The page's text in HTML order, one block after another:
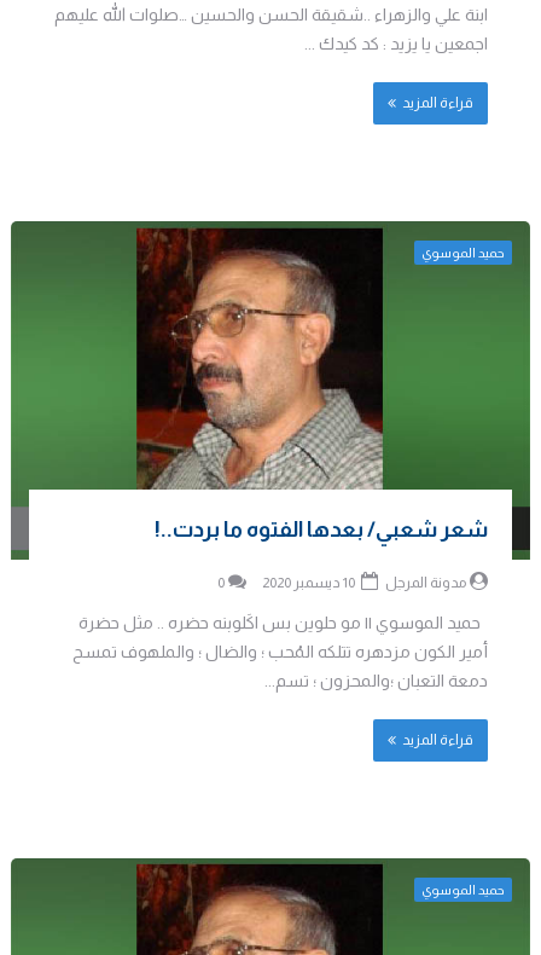
ابنة علي والزهراء ..شقيقة الحسن والحسين …صلوات الله عليهم
اجمعين يا يزيد : كد كيدك ...
قراءة المزيد
حميد الموسوي
شعر شعبي/ بعدها الفتوه ما بردت..!
مدونة المرجل 0
حميد الموسوي || مو حلوين بس اكَلوبنه حضره .. مثل حضرة
أمير الكون مزدهره تتلكه المُحب ؛ والضال ؛ والملهوف تمسح
دمعة التعبان ؛والمحزون ؛ تسم...
قراءة المزيد
حميد الموسوي